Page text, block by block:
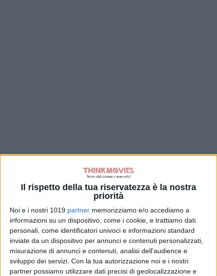
Il rispetto della tua riservatezza è la nostra
priorità
Noi e i nostri 1019 partner memorizziamo e/o accediamo a
informazioni su un dispositivo, come i cookie, e trattiamo dati
personali, come identificatori univoci e informazioni standard
inviate da un dispositivo per annunci e contenuti personalizzati,
misurazione di annunci e contenuti, analisi dell'audience e
sviluppo dei servizi. Con la tua autorizzazione noi e i nostri
partner possiamo utilizzare dati precisi di geolocalizzazione e